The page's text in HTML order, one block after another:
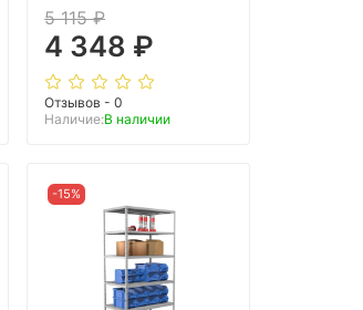
5 115 ₽
4 348 ₽
Отзывов - 0
Наличие:В наличии
-15%